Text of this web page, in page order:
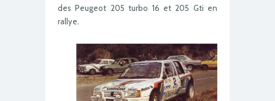
des Peugeot 205 turbo 16 et 205 Gti en
rallye.